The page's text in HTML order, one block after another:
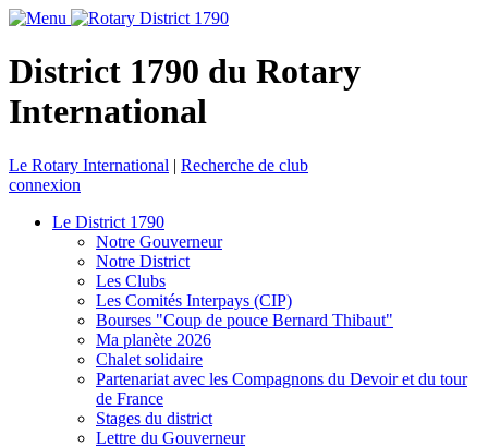
District 1790 du Rotary
International
Le Rotary International | Recherche de club
connexion
Le District 1790
Notre Gouverneur
Notre District
Les Clubs
Les Comités Interpays (CIP)
Bourses "Coup de pouce Bernard Thibaut"
Ma planète 2026
Chalet solidaire
Partenariat avec les Compagnons du Devoir et du tour
de France
Stages du district
Lettre du Gouverneur